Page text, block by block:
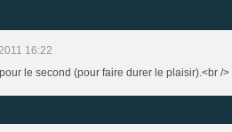
16:22
le second (pour faire durer le plaisir).<br />